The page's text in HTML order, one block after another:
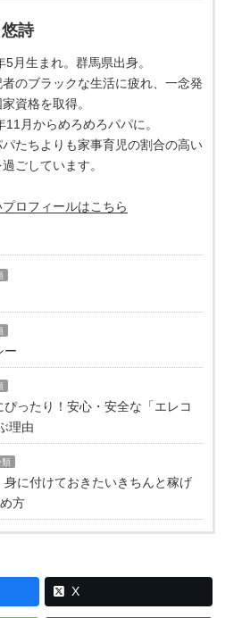
詩
5月生まれ。群馬県出身。
者のブラックな生活に疲れ、一念発
資格を取得。
11月からめろめろパパに。
たちよりも家事育児の割合の高い
ごしています。
ロフィールはこちら
ー
ったり！安心・安全な「エレコ
理由
身に付けておきたいきちんと稼げ
方
X